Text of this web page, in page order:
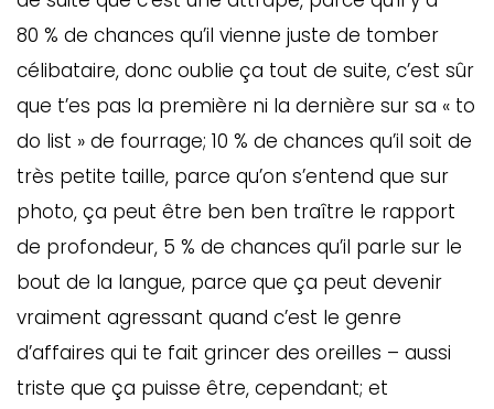
80 % de chances qu’il vienne juste de tomber
célibataire, donc oublie ça tout de suite, c’est sûr
que t’es pas la première ni la dernière sur sa « to
do list » de fourrage; 10 % de chances qu’il soit de
très petite taille, parce qu’on s’entend que sur
photo, ça peut être ben ben traître le rapport
de profondeur, 5 % de chances qu’il parle sur le
bout de la langue, parce que ça peut devenir
vraiment agressant quand c’est le genre
d’affaires qui te fait grincer des oreilles – aussi
triste que ça puisse être, cependant; et